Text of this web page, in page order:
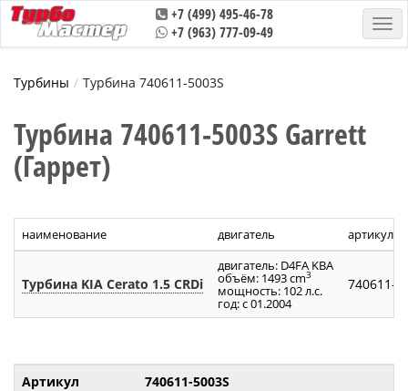
+7 (499) 495-46-78
+7 (963) 777-09-49
Турбины Турбина 740611-5003S
Турбина 740611-5003S Garrett
(Гаррет)
наименование двигатель артикул
Турбина KIA Ceratо 1.5 CRDi
двигатель: D4FA KBA
объём: 1493 cm3
мощность: 102 л.с.
год: с 01.2004
740611-
Артикул
740611-5003S